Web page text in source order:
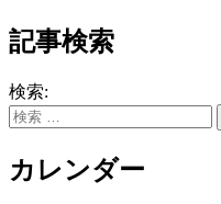
記事検索
検索:
カレンダー